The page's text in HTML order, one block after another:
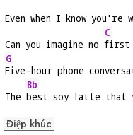
Even when I know you're
Can you imagine no
C
first
G
Five-hour phone
The
Bb
best soy latte that
Điệp khúc